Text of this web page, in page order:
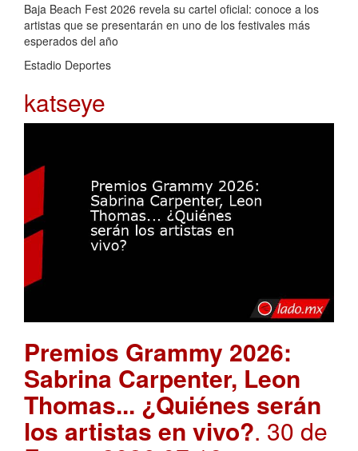
Baja Beach Fest 2026 revela su cartel oficial: conoce a los
artistas que se presentarán en uno de los festivales más
esperados del año
Estadio Deportes
katseye
Premios Grammy 2026:
Sabrina Carpenter, Leon
Thomas... ¿Quiénes serán
los artistas en vivo?. 30 de